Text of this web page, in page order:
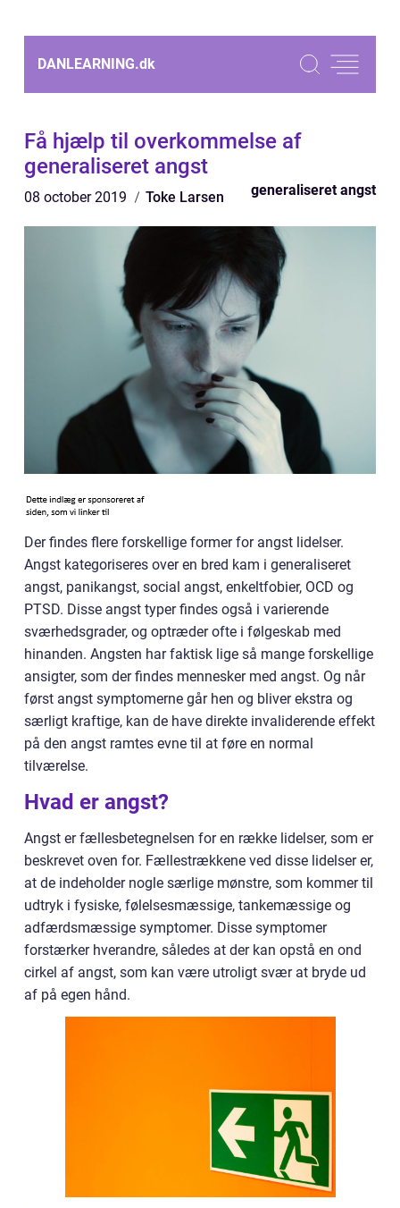
DANLEARNING.dk
Få hjælp til overkommelse af
generaliseret angst
08 october 2019 Toke Larsen generaliseret angst
Der findes flere forskellige former for angst lidelser.
Angst kategoriseres over en bred kam i generaliseret
angst, panikangst, social angst, enkeltfobier, OCD og
PTSD. Disse angst typer findes også i varierende
sværhedsgrader, og optræder ofte i følgeskab med
hinanden. Angsten har faktisk lige så mange forskellige
ansigter, som der findes mennesker med angst. Og når
først angst symptomerne går hen og bliver ekstra og
særligt kraftige, kan de have direkte invaliderende effekt
på den angst ramtes evne til at føre en normal
tilværelse.
Hvad er angst?
Angst er fællesbetegnelsen for en række lidelser, som er
beskrevet oven for. Fællestrækkene ved disse lidelser er,
at de indeholder nogle særlige mønstre, som kommer til
udtryk i fysiske, følelsesmæssige, tankemæssige og
adfærdsmæssige symptomer. Disse symptomer
forstærker hverandre, således at der kan opstå en ond
cirkel af angst, som kan være utroligt svær at bryde ud
af på egen hånd.